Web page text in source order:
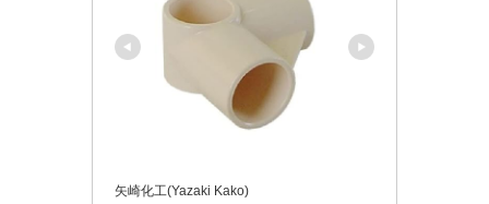
矢崎化工(Yazaki Kako)